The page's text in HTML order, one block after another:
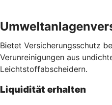
Bietet Versicherungsschutz
Verunreinigungen aus
Leichtstoffabscheidern.
Liquidität erhalten